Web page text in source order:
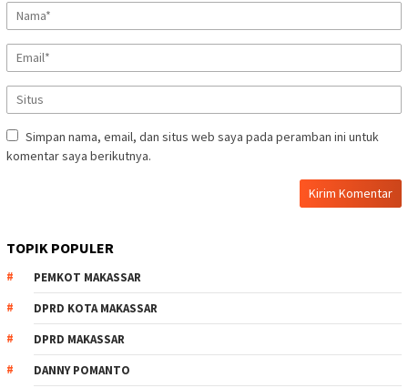
Simpan nama, email, dan situs web saya pada peramban ini untuk
komentar saya berikutnya.
TOPIK POPULER
PEMKOT MAKASSAR
DPRD KOTA MAKASSAR
DPRD MAKASSAR
DANNY POMANTO